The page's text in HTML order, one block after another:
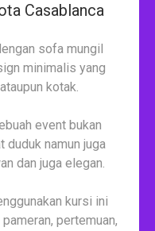
Casablanca
sofa mungil
minimalis yang
kotak.
event bukan
duduk namun juga
dan juga elegan.
kursi ini
pertemuan,